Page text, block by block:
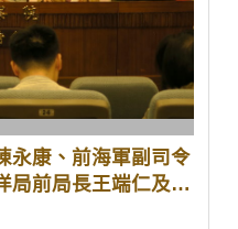
永康、前海軍副司令
局前局長王端仁及行
員陳文深